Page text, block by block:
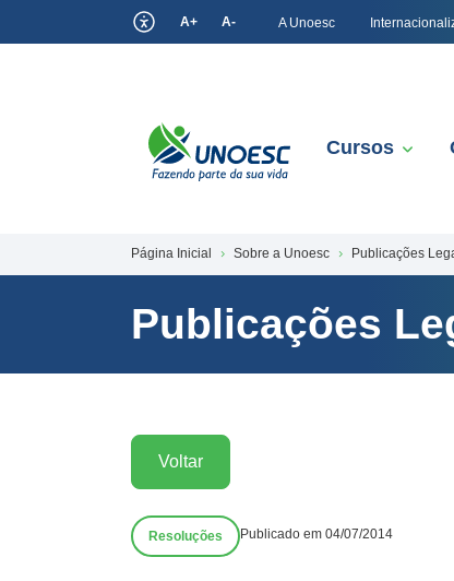
A+ A- A Unoesc
Cursos
Página Inicial Sobre a Unoesc Publicações
Publicações
Voltar
Resoluções Publicado em 04/07/2014